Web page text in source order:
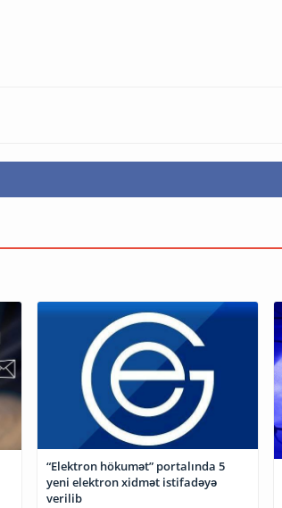
“Elektron hökumət” portalında 5
yeni elektron xidmət istifadəyə
verilib